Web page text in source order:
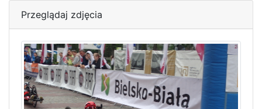
Przeglądaj zdjęcia